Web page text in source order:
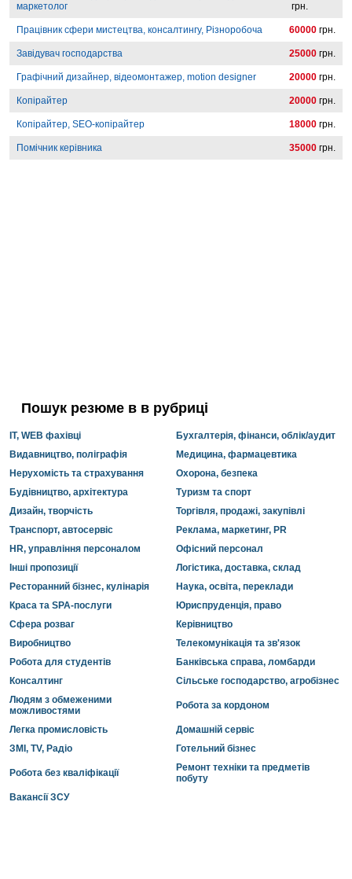
маркетолог
грн.
Працівник сфери мистецтва, консалтингу, Різноробоча 60000 грн.
Завідувач господарства 25000 грн.
Графічний дизайнер, відеомонтажер, motion designer 20000 грн.
Копірайтер 20000 грн.
Копірайтер, SEO-копірайтер 18000 грн.
Помічник керівника 35000 грн.
Пошук резюме в в рубриці
IT, WEB фахівці
Бухгалтерія, фінанси, облік/аудит
Видавництво, поліграфія
Медицина, фармацевтика
Нерухомість та страхування
Охорона, безпека
Будівництво, архітектура
Туризм та спорт
Дизайн, творчість
Торгівля, продажі, закупівлі
Транспорт, автосервіс
Реклама, маркетинг, PR
HR, управління персоналом
Офісний персонал
Інші пропозиції
Логістика, доставка, склад
Ресторанний бізнес, кулінарія
Наука, освіта, переклади
Краса та SPA-послуги
Юриспруденція, право
Сфера розваг
Керівництво
Виробництво
Телекомунікація та зв'язок
Робота для студентів
Банківська справа, ломбарди
Консалтинг
Сільське господарство, агробізнес
Людям з обмеженими
можливостями
Робота за кордоном
Легка промисловість
Домашній сервіс
ЗМІ, TV, Радіо
Готельний бізнес
Робота без кваліфікації
Ремонт техніки та предметів
побуту
Вакансії ЗСУ